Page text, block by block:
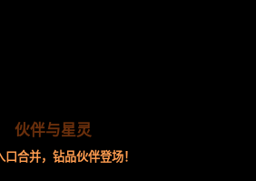
伙伴与星灵
口合并，钻品伙伴登场！